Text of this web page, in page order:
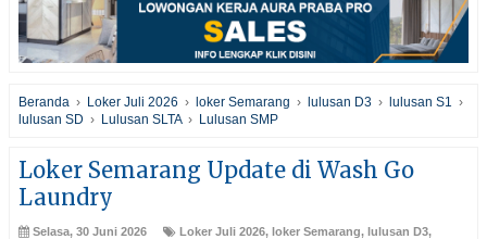
Beranda › Loker Juli 2026 › loker Semarang › lulusan D3 › lulusan S1
›
lulusan SD › Lulusan SLTA › Lulusan SMP
Loker Semarang Update di Wash Go
Laundry
Selasa, 30 Juni 2026 Loker Juli 2026, loker Semarang, lulusan D3,